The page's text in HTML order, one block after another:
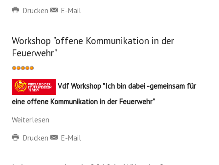
Drucken
E-Mail
Workshop "offene Kommunikation in der
Feuerwehr"
Bewertung:
Vdf Workshop "Ich bin dabei -gemeinsam für
eine offene Kommunikation in der Feuerwehr"
Weiterlesen
Drucken
E-Mail